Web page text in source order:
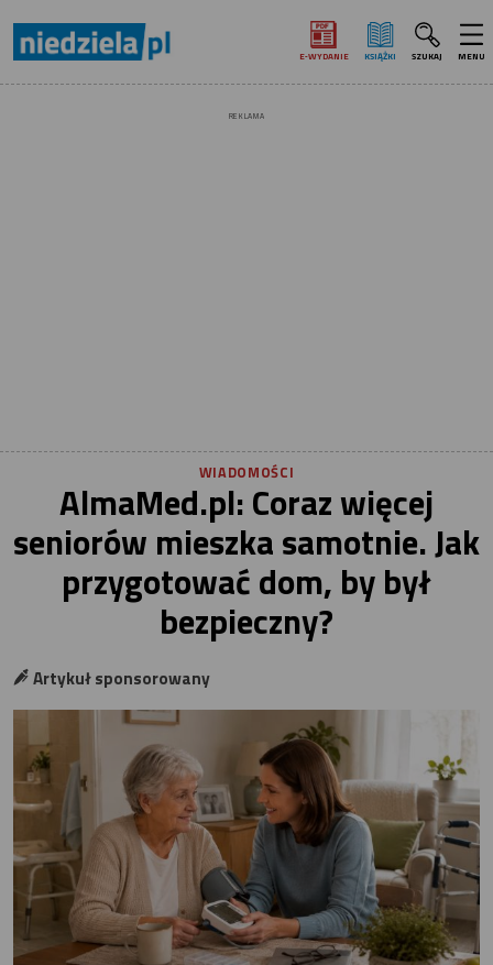
E‑WYDANIE KSIĄŻKI SZUKAJ MENU
REKLAMA
WIADOMOŚCI
AlmaMed.pl: Coraz więcej
seniorów mieszka samotnie. Jak
przygotować dom, by był
bezpieczny?
Artykuł sponsorowany